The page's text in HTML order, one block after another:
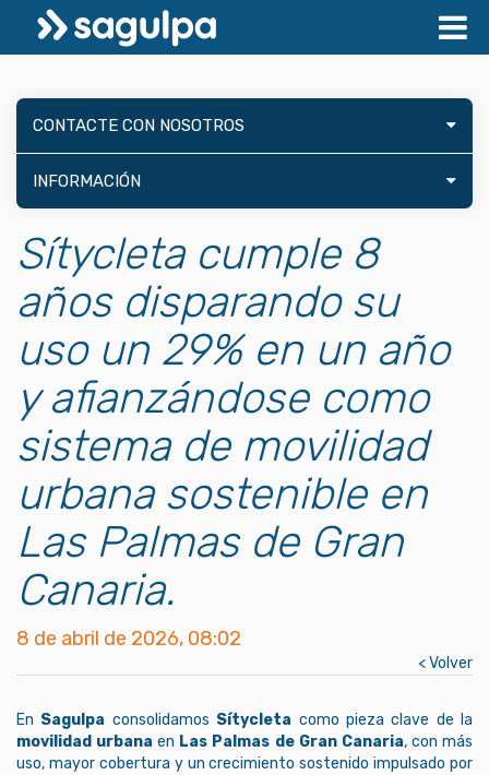
CONTACTE CON NOSOTROS
INFORMACIÓN
Sítycleta cumple 8
años disparando su
uso un 29% en un año
y afianzándose como
sistema de movilidad
urbana sostenible en
Las Palmas de Gran
Canaria.
8 de abril de 2026, 08:02
< Volver
En Sagulpa consolidamos Sítycleta como pieza clave de la
movilidad urbana en Las Palmas de Gran Canaria, con más
uso, mayor cobertura y un crecimiento sostenido impulsado por